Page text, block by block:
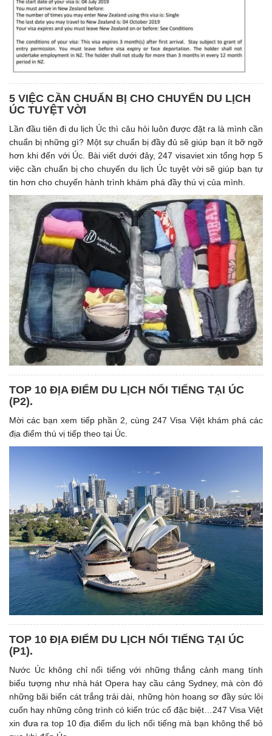
5 VIỆC CẦN CHUẨN BỊ CHO CHUYỂN DU LỊCH
ÚC TUYỆT VỜI
Lần đầu tiên đi du lịch Úc thì câu hỏi luôn được đặt ra là mình cần
chuẩn bị những gì? Một sự chuẩn bị đầy đủ sẽ giúp bạn ít bỡ ngỡ
hơn khi đến với Úc. Bài viết dưới đây, 247 visaviet xin tổng hợp 5
việc cần chuẩn bị cho chuyến du lịch Úc tuyệt vời sẽ giúp bạn tự
tin hơn cho chuyến hành trình khám phá đầy thú vị của mình.
TOP 10 ĐỊA ĐIỂM DU LỊCH NỔI TIẾNG TẠI ÚC
(P2).
Mời các bạn xem tiếp phần 2, cùng 247 Visa Việt khám phá các
địa điểm thú vị tiếp theo tại Úc.
TOP 10 ĐỊA ĐIỂM DU LỊCH NỔI TIẾNG TẠI ÚC
(P1). ​
Nước Úc không chỉ nổi tiếng với những thắng cảnh mang tính
biểu tượng như nhà hát Opera hay cầu cảng Sydney, mà còn đó
những bãi biển cát trắng trải dài, những hòn hoang sơ đầy sức lôi
cuốn hay những công trình có kiến trúc cổ đặc biệt…247 Visa Việt
xin đưa ra top 10 địa điểm du lịch nổi tiếng mà bạn không thể bỏ